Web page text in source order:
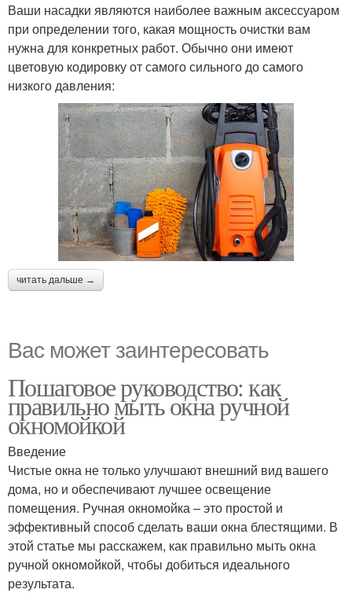
Ваши насадки являются наиболее важным аксессуаром
при определении того, какая мощность очистки вам
нужна для конкретных работ. Обычно они имеют
цветовую кодировку от самого сильного до самого
низкого давления:
читать дальше →
Вас может заинтересовать
Пошаговое руководство: как
правильно мыть окна ручной
окномойкой
Введение
Чистые окна не только улучшают внешний вид вашего
дома, но и обеспечивают лучшее освещение
помещения. Ручная окномойка – это простой и
эффективный способ сделать ваши окна блестящими. В
этой статье мы расскажем, как правильно мыть окна
ручной окномойкой, чтобы добиться идеального
результата.